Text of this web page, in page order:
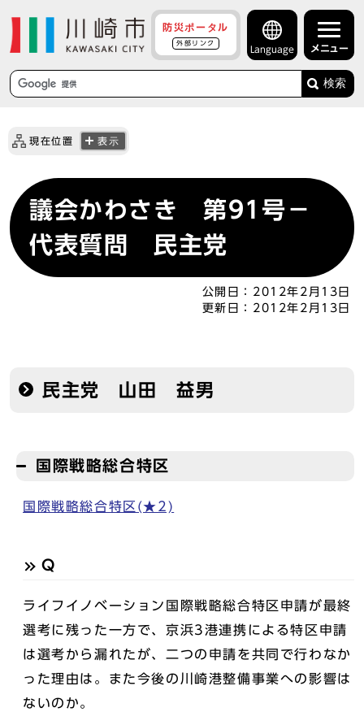
防災ポータル
外部リンク
Language メニュー
検索
現在位置 表示
議会かわさき 第91号－
代表質問 民主党
公開日： 2012年2月13日
更新日： 2012年2月13日
民主党 山田 益男
国際戦略総合特区
国際戦略総合特区(★2)
Q
ライフイノベーション国際戦略総合特区申請が最終
選考に残った一方で、京浜3港連携による特区申請
は選考から漏れたが、二つの申請を共同で行わなか
った理由は。また今後の川崎港整備事業への影響は
ないのか。